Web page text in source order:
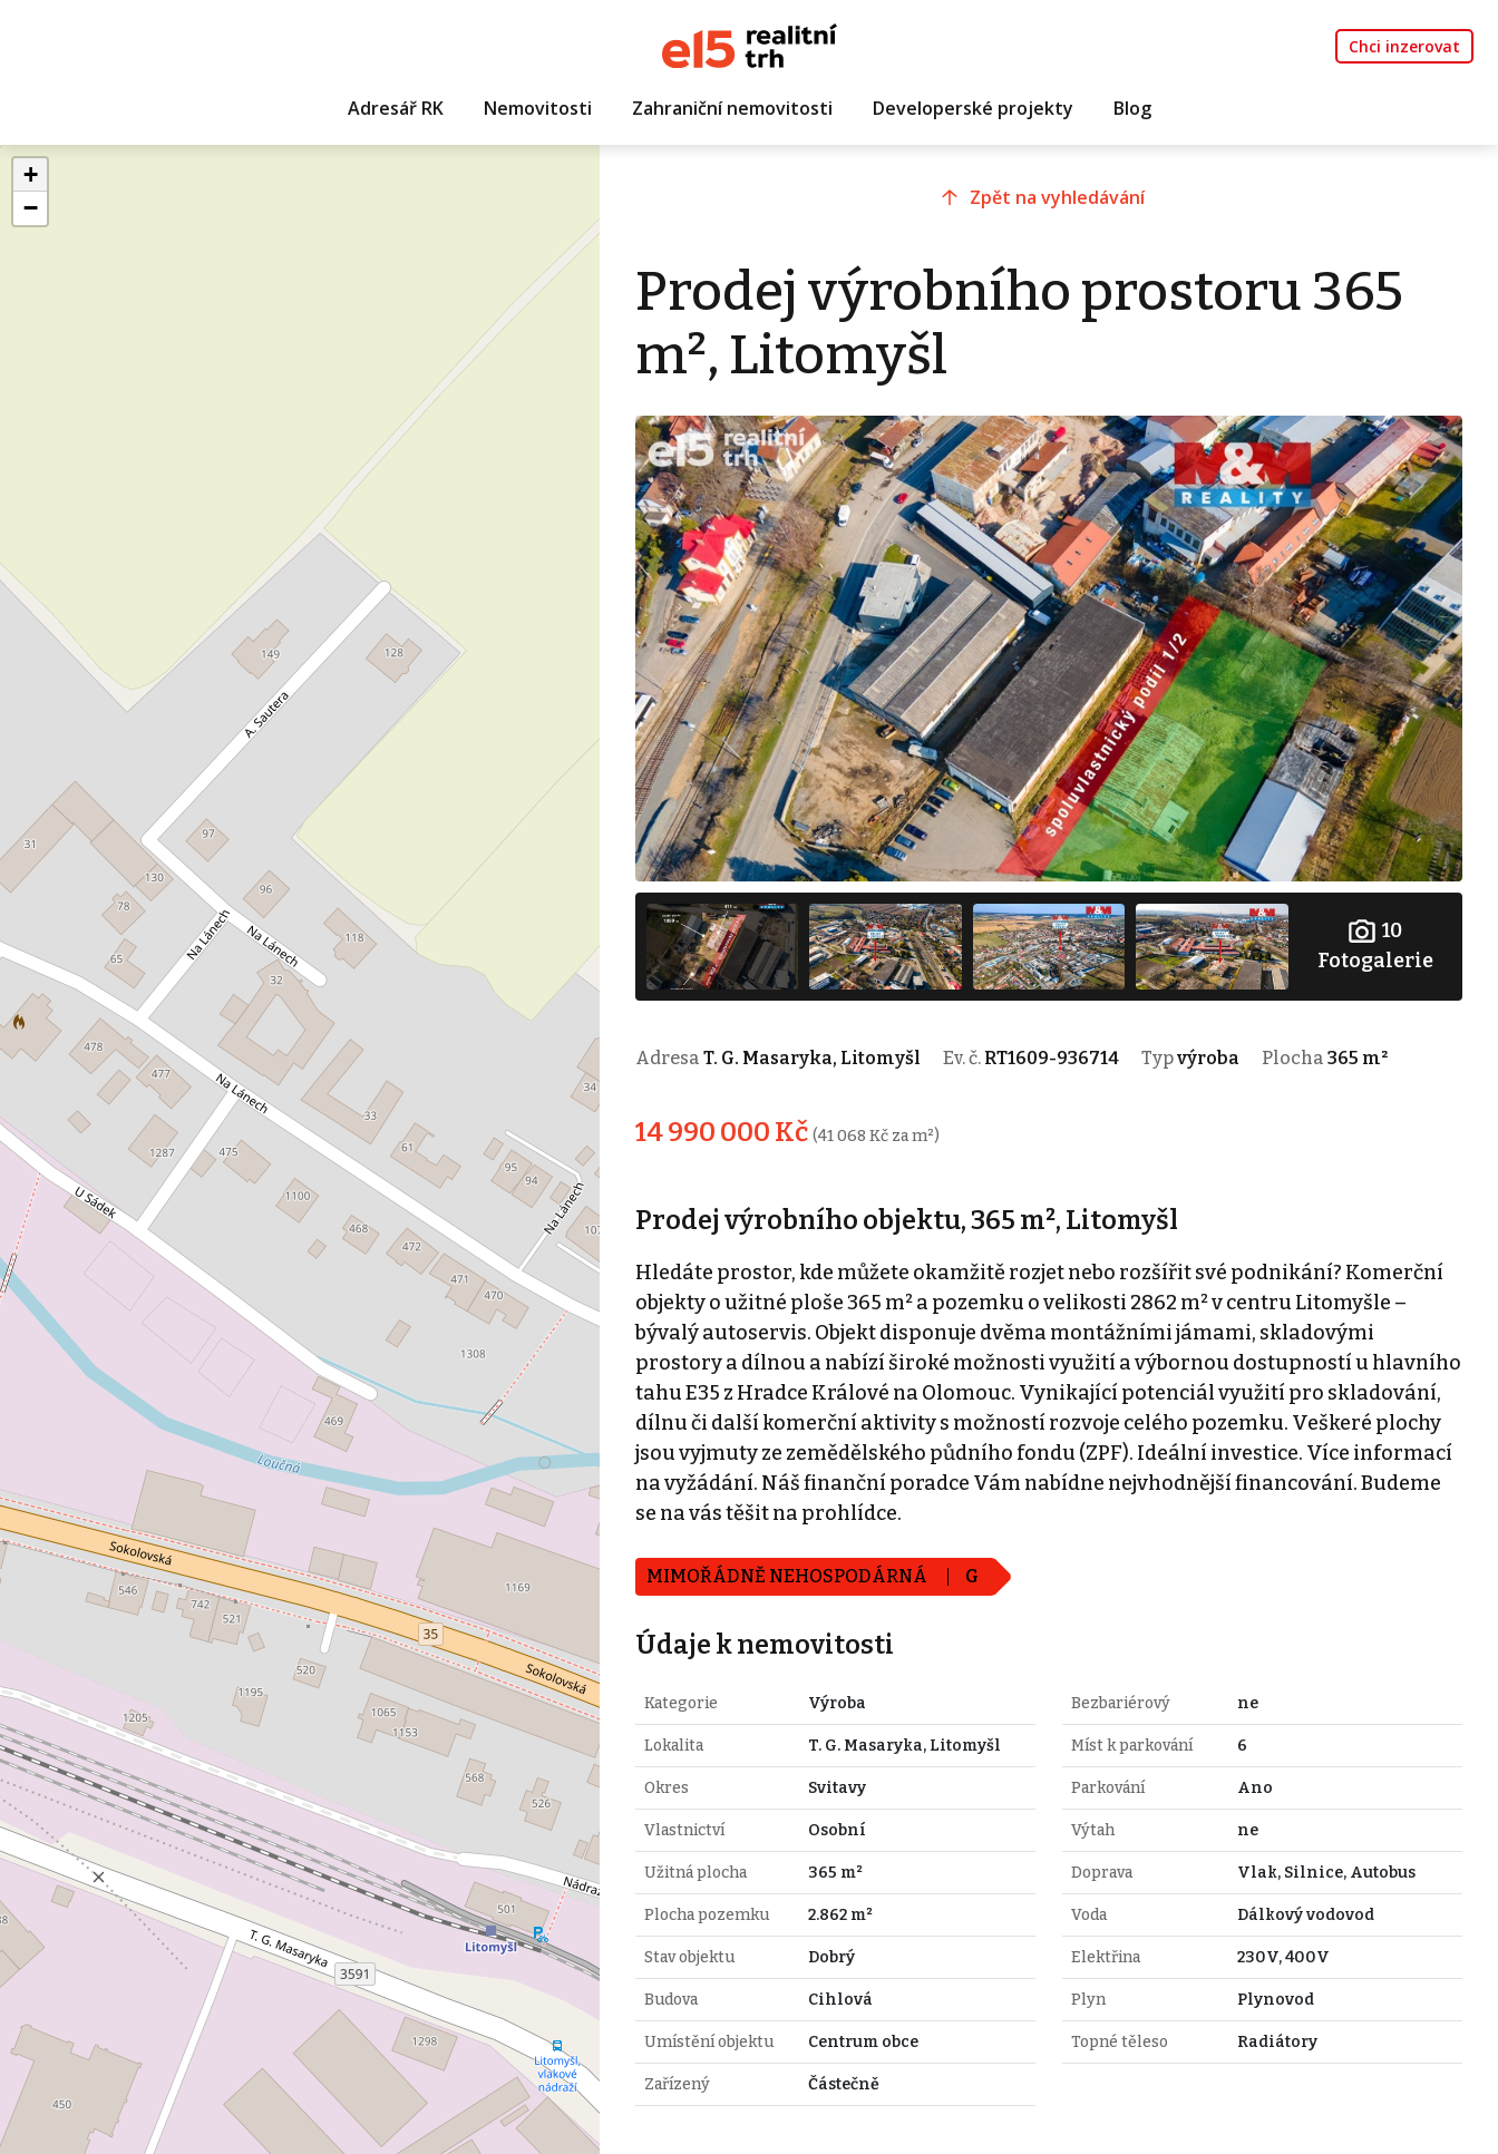
Chci inzerovat
Adresář RK Nemovitosti Zahraniční nemovitosti Developerské projekty Blog
+
−
Zpět na vyhledávání
Prodej výrobního prostoru 365
m², Litomyšl
10
Fotogalerie
Adresa T. G. Masaryka, Litomyšl Ev. č. RT1609-936714 Typvýroba Plocha 365 m²
14 990 000 Kč (41 068 Kč za m²)
Prodej výrobního objektu, 365 m², Litomyšl
Hledáte prostor, kde můžete okamžitě rozjet nebo rozšířit své podnikání? Komerční
objekty o užitné ploše 365 m² a pozemku o velikosti 2862 m² v centru Litomyšle –
bývalý autoservis. Objekt disponuje dvěma montážními jámami, skladovými
prostory a dílnou a nabízí široké možnosti využití a výbornou dostupností u hlavního
tahu E35 z Hradce Králové na Olomouc. Vynikající potenciál využití pro skladování,
dílnu či další komerční aktivity s možností rozvoje celého pozemku. Veškeré plochy
jsou vyjmuty ze zemědělského půdního fondu (ZPF). Ideální investice. Více informací
na vyžádání. Náš finanční poradce Vám nabídne nejvhodnější financování. Budeme
se na vás těšit na prohlídce.
MIMOŘÁDNĚ NEHOSPODÁRNÁ G
Údaje k nemovitosti
Kategorie Výroba
Lokalita T. G. Masaryka, Litomyšl
Okres Svitavy
Vlastnictví Osobní
Užitná plocha 365 m²
Plocha pozemku 2.862 m²
Stav objektu Dobrý
Budova Cihlová
Umístění objektu Centrum obce
Zařízený Částečně
Bezbariérový ne
Míst k parkování 6
Parkování Ano
Výtah ne
Doprava Vlak, Silnice, Autobus
Voda Dálkový vodovod
Elektřina 230V, 400V
Plyn Plynovod
Topné těleso Radiátory